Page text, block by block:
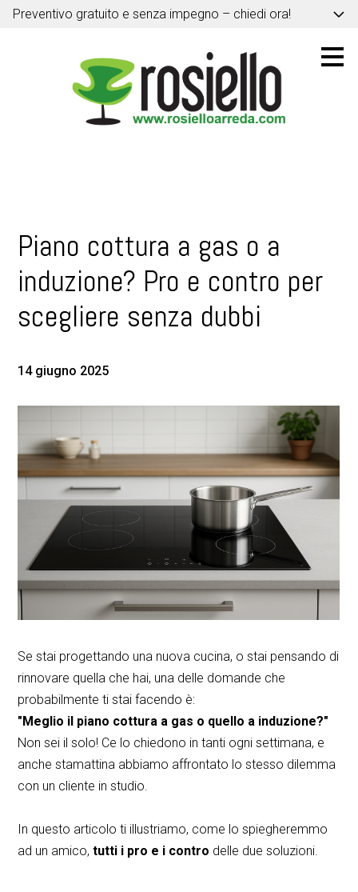
Passa
Preventivo gratuito e senza impegno – chiedi ora!
Piano cottura a gas o a
induzione? Pro e contro per
scegliere senza dubbi
14 giugno 2025
Se stai progettando una nuova cucina, o stai pensando di
rinnovare quella che hai, una delle domande che
probabilmente ti stai facendo è:
"Meglio il piano cottura a gas o quello a induzione?"
Non sei il solo! Ce lo chiedono in tanti ogni settimana, e
anche stamattina abbiamo affrontato lo stesso dilemma
con un cliente in studio.
In questo articolo ti illustriamo, come lo spiegheremmo
ad un amico,tutti i pro e i contro delle due soluzioni.